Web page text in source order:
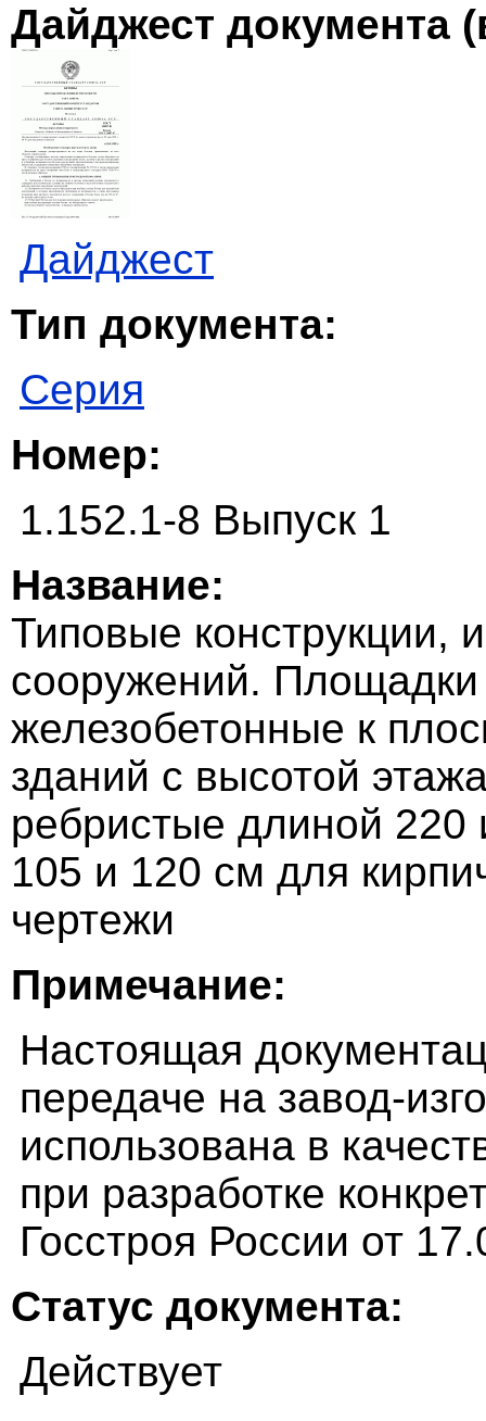
Дайджест документа
Дайджест
Тип документа:
Серия
Номер:
1.152.1-8 Выпуск 1
Название:
Типовые конструкции,
сооружений.
железобетонные к
зданий с высотой
ребристые длиной
105 и 120 см для
чертежи
Примечание:
Настоящая
передаче на завод-
использована в
при разработке
Госстроя России от
Статус документа:
Действует